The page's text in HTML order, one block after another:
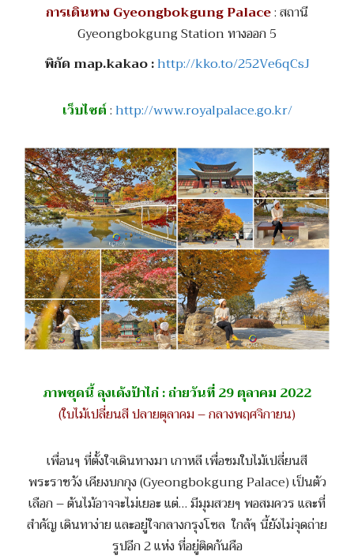
การเดินทาง Gyeongbokgung Palace: สถานี
Gyeongbokgung Station ทางออก 5
พิกัด map.kakao :http://kko.to/252Ve6qCsJ
เว็บไซต์:http://www.royalpalace.go.kr/
ภาพชุดนี้ ลุงเด้งป้าไก่ : ถ่ายวันที่ 29 ตุลาคม 2022
(ใบไม้เปลี่ยนสี ปลายตุลาคม – กลางพฤศจิกายน)
เพื่อนๆ ที่ตั้งใจเดินทางมา เกาหลี เพื่อชมใบไม้เปลี่ยนสี
พระราชวัง เคียงบกกุง (Gyeongbokgung Palace) เป็นตัว
เลือก – ต้นไม้อาจจะไม่เยอะ แต่… มีมุมสวยๆ พอสมควร และที่
สำคัญ เดินทาง่าย และอยู่ใจกลางกรุงโซล ใกล้ๆ นี้ยังไม่จุดถ่าย
รูปอีก 2 แห่ง ที่อยู่ติดกันคือ